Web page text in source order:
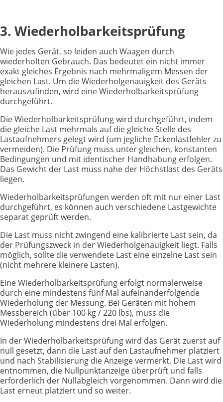
3. Wiederholbarkeitsprüfung
Wie jedes Gerät, so leiden auch Waagen durch
wiederholten Gebrauch. Das bedeutet ein nicht immer
exakt gleiches Ergebnis nach mehrmaligem Messen der
gleichen Last. Um die Wiederholgenauigkeit des Geräts
herauszufinden, wird eine Wiederholbarkeitsprüfung
durchgeführt.
Die Wiederholbarkeitsprüfung wird durchgeführt, indem
die gleiche Last mehrmals auf die gleiche Stelle des
Lastaufnehmers gelegt wird (um jegliche Eckenlastfehler zu
vermeiden). Die Prüfung muss unter gleichen, konstanten
Bedingungen und mit identischer Handhabung erfolgen.
Das Gewicht der Last muss nahe der Höchstlast des Geräts
liegen.
Wiederholbarkeitsprüfungen werden oft mit nur einer Last
durchgeführt, es können auch verschiedene Lastgewichte
separat geprüft werden.
Die Last muss nicht zwingend eine kalibrierte Last sein, da
der Prüfungszweck in der Wiederholgenauigkeit liegt. Falls
möglich, sollte die verwendete Last eine einzelne Last sein
(nicht mehrere kleinere Lasten).
Eine Wiederholbarkeitsprüfung erfolgt normalerweise
durch eine mindestens fünf Mal aufeinanderfolgende
Wiederholung der Messung. Bei Geräten mit hohem
Messbereich (über 100 kg / 220 lbs), muss die
Wiederholung mindestens drei Mal erfolgen.
In der Wiederholbarkeitsprüfung wird das Gerät zuerst auf
null gesetzt, dann die Last auf den Lastaufnehmer platziert
und nach Stabilisierung die Anzeige vermerkt. Die Last wird
entnommen, die Nullpunktanzeige überprüft und falls
erforderlich der Nullabgleich vorgenommen. Dann wird die
Last erneut platziert und so weiter.